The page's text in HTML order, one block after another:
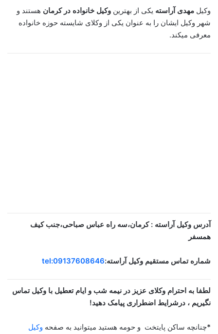
وکیل مهدی آراسته یکی از بهترین وکیل خانواده در کرمان هستند و
شهر وکیل ایشان را به عنوان یکی از وکلای شایسته حوزه خانواده
معرفی میکند.
آدرس وکیل آراسته : کرمان،سه راه عباس صباحی،جنب کیف
همسفر
شماره تماس مستقیم وکیل آراسته:tel:09137608646
لطفا به احترام وکلای عزیز در نیمه شب و ایام تعطیل با وکیل تماس
نگیریم ، درشرایط اضطراری پیامک دهید!
*چنانچه ساکن پایتخت و حومه هستید میتوانید به صفحه وکیل